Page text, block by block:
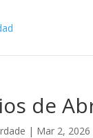
de
| Mar 2, 2026